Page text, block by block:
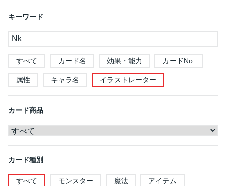
キーワード
すべて カード名 効果・能力 カードNo.
属性 キャラ名 イラストレーター
カード商品
カード種別
すべて モンスター 魔法 アイテム